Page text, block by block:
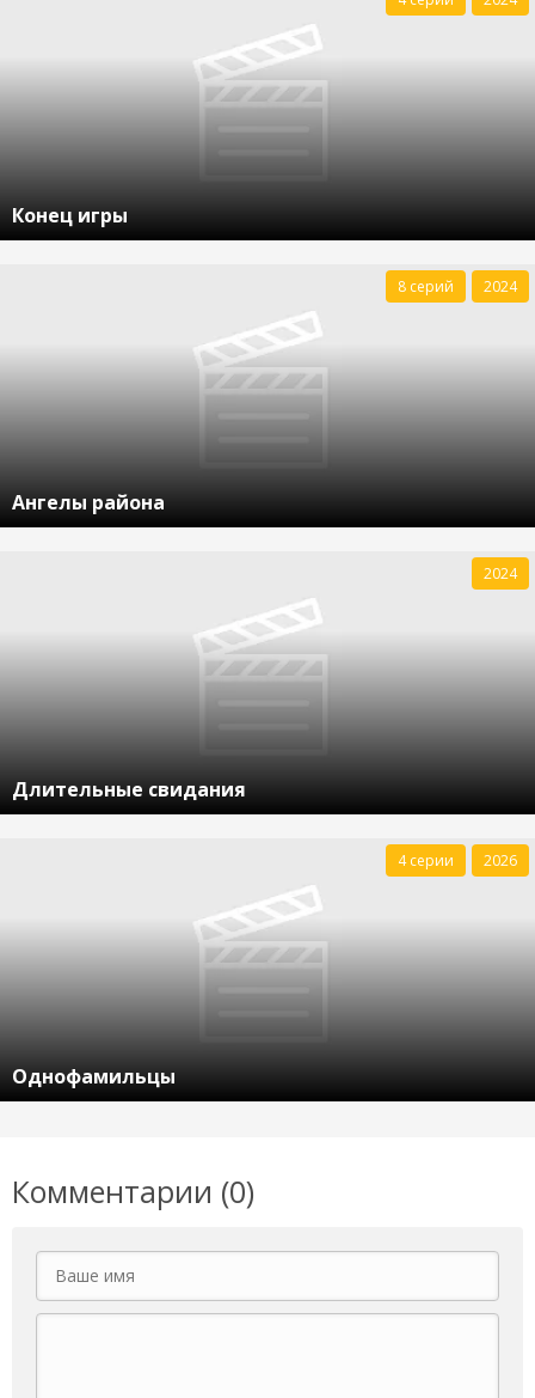
Конец игры
Ангелы района
8 серий 2024
Длительные свидания
2024
Однофамильцы
4 серии 2026
Комментарии (0)